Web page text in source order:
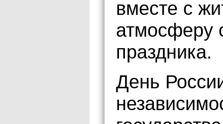
вместе с
атмосферу
праздника.
День